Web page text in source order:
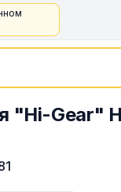
"Hi-Gear"